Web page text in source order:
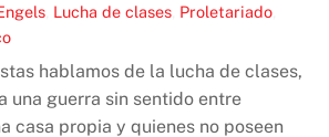
Lucha de clases Proletariado
hablamos de la lucha de clases,
una guerra sin sentido entre
casa propia y quienes no poseen